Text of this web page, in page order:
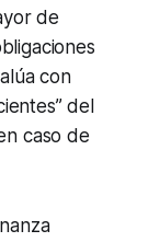
de
con
del
caso de